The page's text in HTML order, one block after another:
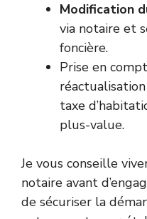
Modification
via notaire et
foncière.
Prise en
taxe
plus-value.
Je vous conseille
notaire avant
de sécuriser la